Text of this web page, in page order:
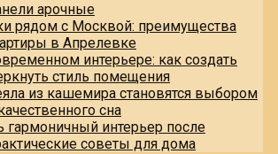
арочные
рядом с Москвой: преимущества
в Апрелевке
интерьере: как создать
стиль помещения
из кашемира становятся выбором
сна
гармоничный интерьер после
советы для дома